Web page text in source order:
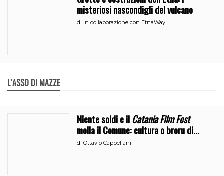
misteriosi nascondigli del vulcano
di in collaborazione con EtnaWay
L`ASSO DI MAZZE
Niente soldi e ilCatania Film Fest
molla il Comune: cultura o broru di
ciciri?
diOttavio Cappellani